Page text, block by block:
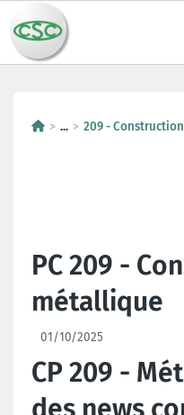
... 209 -
PC 209 -
métallique
01/10/2025
CP 209 -